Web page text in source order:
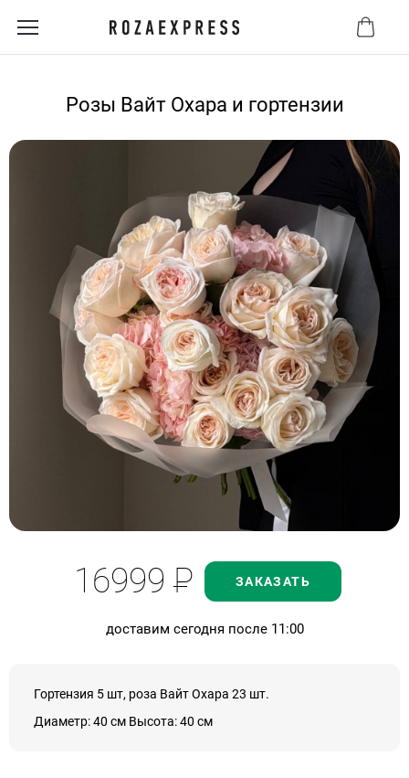
Розы Вайт Охара и гортензии
16999Р ЗАКАЗАТЬ
доставим сегодня после 11:00
Гортензия 5 шт, роза Вайт Охара 23 шт.
Диаметр: 40 см Высота: 40 см